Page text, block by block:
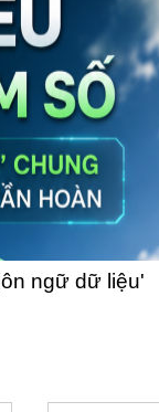
ngữ dữ liệu'